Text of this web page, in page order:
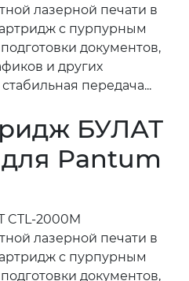
лазерной печати в
с пурпурным
документов,
и других
передача...
БУЛАТ
Pantum
CTL-2000M
лазерной печати в
с пурпурным
документов,